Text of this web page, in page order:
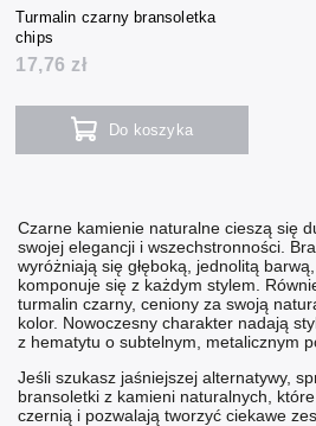
Turmalin czarny bransoletka
chips
17,76 zł
Do koszyka
Czarne kamienie naturalne cieszą się
swojej elegancji i wszechstronności.
wyróżniają się głęboką, jednolitą
komponuje się z każdym stylem.
turmalin czarny, ceniony za swoją
kolor. Nowoczesny charakter nadają
z hematytu o subtelnym, metalicznym
Jeśli szukasz jaśniejszej alternatywy,
bransoletki z kamieni naturalnych ,
czernią i pozwalają tworzyć ciekawe